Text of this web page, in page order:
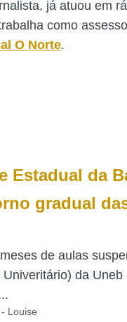
já atuou em
como
O Norte.
Estadual da
gradual
de aulas
da Uneb
Louise